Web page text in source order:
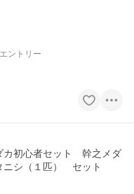
ントリー
カ初心者セット 幹之メダ
ニシ（１匹） セット